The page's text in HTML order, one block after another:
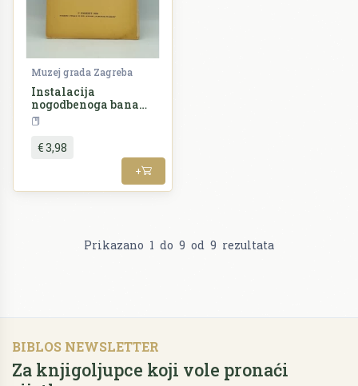
Muzej grada Zagreba
Instalacija
nogodbenoga bana
Barona Levina
Raucha godine 1869.
€ 3,98
+
Prikazano 1 do 9 od 9 rezultata
BIBLOS NEWSLETTER
Za knjigoljupce koji vole pronaći